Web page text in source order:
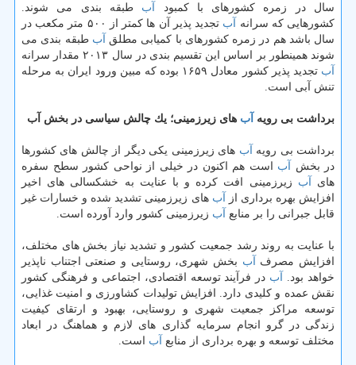
سال در زمره كشورهای با كمبود
آب طبقه بندی می شوند.
كشورهایی كه سرانه
آب
تجدید پذیر آن ها كمتر از ۵۰۰ متر مكعب در
سال باشد هم در زمره كشورهای با كمیابی مطلق
آب طبقه بندی می
شوند همینطور بر اساس این تقسیم بندی در سال ۲۰۱۳ مقدار سرانه
آب
تجدید پذیر كشور معادل ۱۶۵۹ بوده كه مبین ورود ایران به مرحله
تنش آبی است.
برداشت بی رویه آب های زیرزمینی؛ یك چالش سیاسی در بخش آب
برداشت بی رویه آب های زیرزمینی یكی دیگر از چالش های كشورها
در بخش
آب است هم اكنون در خیلی از نواحی كشور سطح سفره
های
آب زیرزمینی افت كرده و با عنایت به خشكسالی های اخیر
افزایش بهره برداری از
آب های زیرزمینی تشدید شده و خسارات غیر
قابل جبرانی را بر منابع
آب زیرزمینی كشور وارد آورده است.
با عنایت به روند رشد جمعیت كشور و تشدید نیاز بخش های مختلف،
افزایش مصرف
آب بخش شهری، روستایی و صنعتی اجتناب ناپذیر
خواهد بود.
آب در فرآیند توسعه اقتصادی، اجتماعی و فرهنگی كشور
نقش عمده و كلیدی دارد. افزایش تولیدات كشاورزی و امنیت غذایی،
توسعه مراكز جمعیت شهری و روستایی، بهبود و ارتقای كیفیت
زندگی در گرو انجام سرمایه گذاری های لازم و هماهنگ در ابعاد
مختلف توسعه و بهره برداری از منابع
آب است.